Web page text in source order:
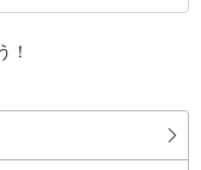
（芦花公園）、世田谷文
！